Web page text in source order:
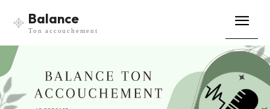
Balance
Ton accouchement